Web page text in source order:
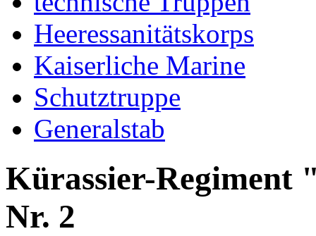
Heeressanitätskorps
Kaiserliche Marine
Schutztruppe
Generalstab
Kürassier-Regiment
Nr. 2